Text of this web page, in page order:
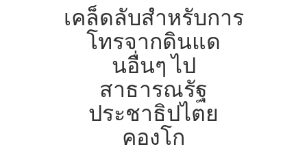
เคล็ดลับสำหรับการ
โทรจากดินแด
นอื่นๆ ไป
สาธารณรัฐ
ประชาธิปไตย
คองโก